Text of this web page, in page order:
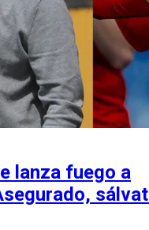
lanza fuego a